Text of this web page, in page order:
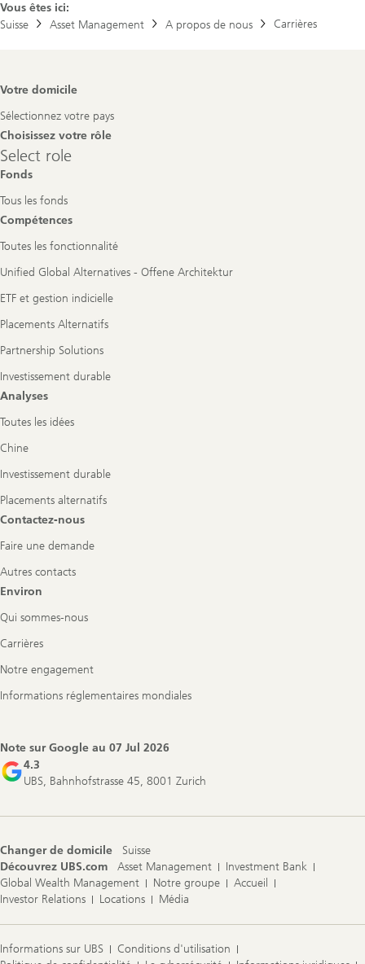
Vous êtes ici:
Suisse
Asset Management A propos de nous Carrières
Footer
Votre domicile
Sélectionnez votre pays
Choisissez votre rôle
Select
role
Select role
Fonds
Tous les fonds
Compétences
Toutes les fonctionnalité
Unified Global Alternatives - Offene Architektur
ETF et gestion indicielle
Placements Alternatifs
Partnership Solutions
Investissement durable
Analyses
Toutes les idées
Chine
Investissement durable
Placements alternatifs
Contactez-nous
Faire une demande
Autres contacts
Environ
Qui sommes-nous
Carrières
Notre engagement
Informations réglementaires mondiales
Note sur Google au 07 Jul 2026
4.3
UBS, Bahnhofstrasse 45, 8001 Zurich
Changer de domicile
Suisse
Découvrez UBS.com
Asset Management
Investment Bank
Global Wealth Management
Notre groupe
Accueil
Investor Relations
Locations Média
Informations sur UBS
Conditions d'utilisation